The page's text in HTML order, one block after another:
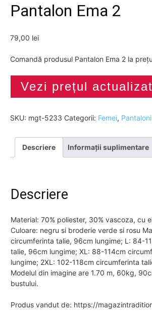
Pantalon Ema 2
79,00 lei
Comandă produsul Pantalon Ema 2 la
Vezi prețul
SKU: mgt-5233 Categorii: Femei, Pantaloni
Descriere Informații suplimentare
Descriere
Material: 70% poliester, 30% vascoza, cu
Culoare: negru si broderie verde si rosu
circumferinta talie, 96cm lungime; L: 84-
talie, 96cm lungime; XL: 88-114cm
lungime; 2XL: 102-118cm circumferinta
Modelul din imagine are 1.70 m, 60kg,
bustului.
Produs vandut de: https://